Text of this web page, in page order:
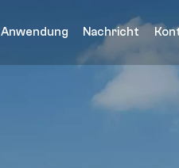
Anwendung Nachricht